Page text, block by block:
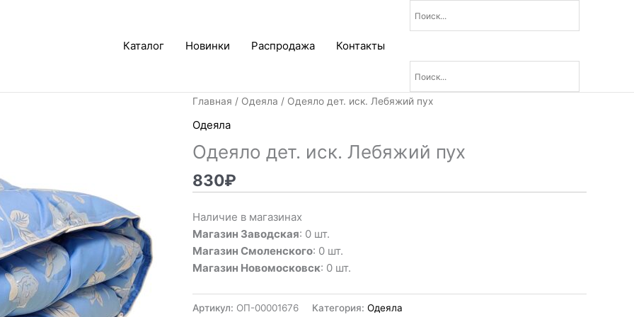
Каталог Новинки Распродажа Контакты
Главная / Одеяла / Одеяло дет. иск. Лебяжий пух
Одеяла
Одеяло дет. иск. Лебяжий пух
830₽
Наличие в магазинах
Магазин Заводская: 0 шт.
Магазин Смоленского: 0 шт.
Магазин Новомосковск: 0 шт.
Артикул: ОП-00001676 Категория:Одеяла